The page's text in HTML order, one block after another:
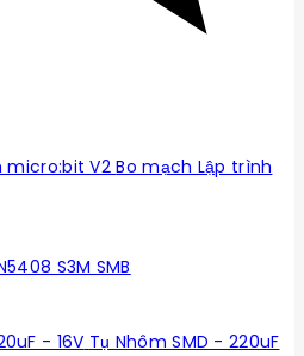
Bo mạch Lập trình
S3M SMB
Tụ Nhôm SMD - 220uF